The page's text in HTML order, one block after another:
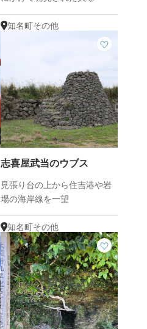
知名町その他
志喜屋武当のウブス
見張り台の上から住吉港や岩
場の海岸線を一望
知名町その他